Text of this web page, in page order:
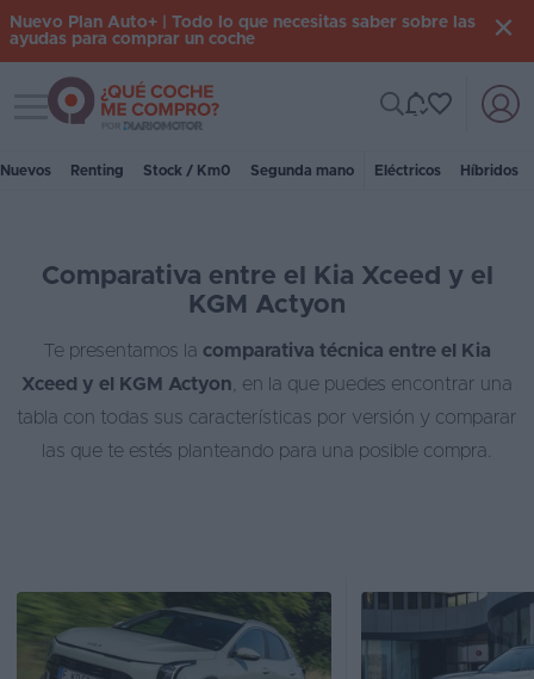
Iniciar
Coches
Renting
Suscripción
Stock
mano
Eléctricos
Nuevo Plan Auto+ | Todo lo que necesitas saber sobre las
ayudas para comprar un coche
Toggle navigation
Nuevos Renting Stock / Km0 Segunda mano Eléctricos Híbridos
Comparativa entre el Kia Xceed y el
KGM Actyon
Te presentamos la comparativa técnica entre el Kia
Xceed y el KGM Actyon , en la que puedes encontrar una
tabla con todas sus características por versión y comparar
las que te estés planteando para una posible compra.